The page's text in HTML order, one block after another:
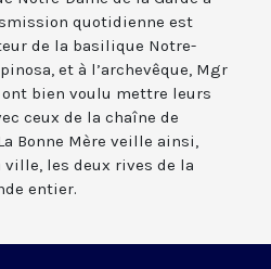
quotidienne est
de la basilique Notre-
et à l’archevêque, Mgr
ont bien voulu mettre leurs
ceux de la chaîne de
Bonne Mère veille ainsi,
les deux rives de la
entier.